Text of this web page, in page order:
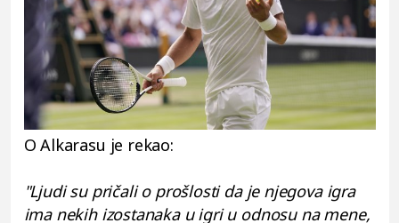
O Alkarasu je rekao:
"Ljudi su pričali o prošlosti da je njegova igra
ima nekih izostanaka u igri u odnosu na mene,